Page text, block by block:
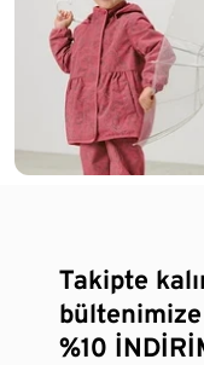
Takipte
%10